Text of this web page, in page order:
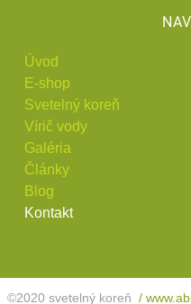
Úvod
E-shop
Svetelný koreň
Vírič vody
Galéria
Články
Blog
Kontakt
©2020 svetelný koreň /